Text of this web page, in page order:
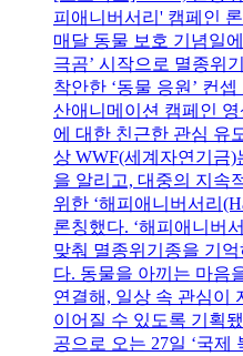
피애니버서리' 캠페인
매달 동물 보호 기념일
극곰’ 시작으로 멸종위
착안한 ‘동물 응원’ 컨
산애니메이션 캠페인
에 대한 친근한 관심 유
상 WWF(세계자연기금
을 알리고, 대중의 지속
위한 ‘해피애니버서리
론칭했다. ‘해피애니버
맞춰 멸종위기종을 기
다. 동물을 아끼는 마음
연결해, 일상 속 관심이
이어질 수 있도록 기획
공으로 오는 27일 ‘국제